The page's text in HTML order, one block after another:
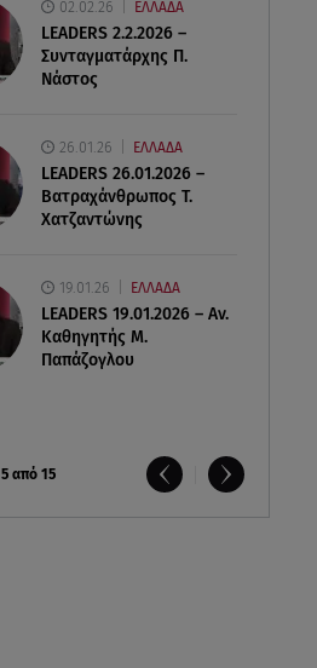
02.02.26 ΕΛΛΑΔΑ
LEADERS 2.2.2026 –
Συνταγματάρχης Π.
Νάστος
26.01.26 ΕΛΛΑΔΑ
LEADERS 26.01.2026 –
Βατραχάνθρωπος Τ.
Χατζαντώνης
19.01.26 ΕΛΛΑΔΑ
LEADERS 19.01.2026 – Αν.
Καθηγητής Μ.
Παπάζογλου
5 από 15